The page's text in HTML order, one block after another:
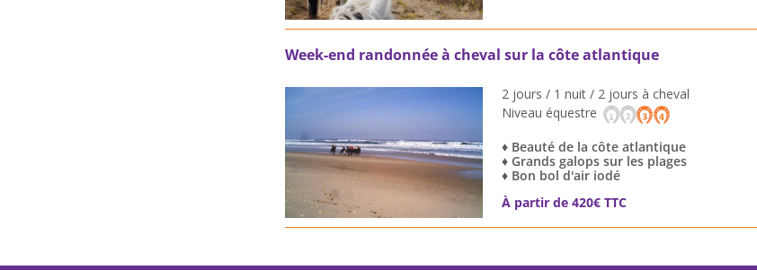
Week-end randonnée à cheval sur la côte atlantique
2 jours / 1 nuit / 2 jours à cheval
Niveau équestre
♦ Beauté de la côte atlantique
♦ Grands galops sur les plages
♦ Bon bol d'air iodé
À partir de 420€ TTC